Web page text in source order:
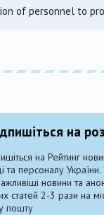
of personnel to
на
на Рейтинг
та персоналу України.
новини та
статей 2-3 рази на
пошту